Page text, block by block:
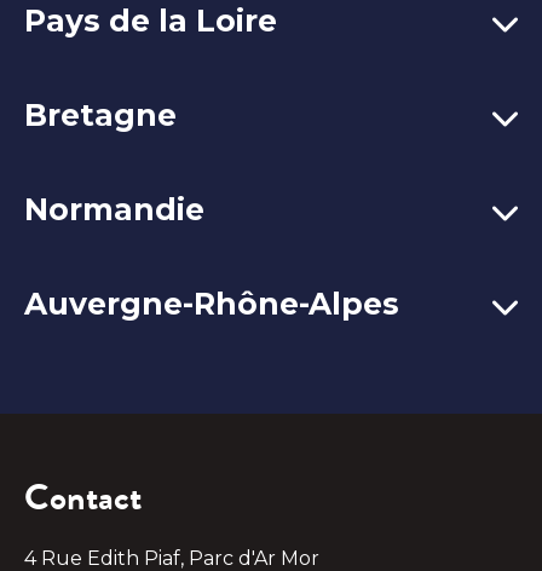
Pays de la Loire
Bretagne
Normandie
Auvergne-Rhône-Alpes
Contact
4 Rue Edith Piaf, Parc d'Ar Mor